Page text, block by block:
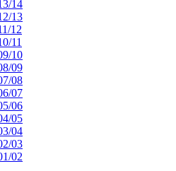
14
13
12
11
10
09
08
07
06
05
04
03
02